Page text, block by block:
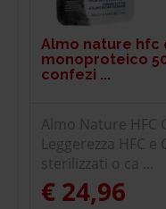
Almo nature hfc
monoproteico
confezi ...
Almo Nature HFC
Leggerezza HFC
sterilizzati o ca ...
€ 24,96